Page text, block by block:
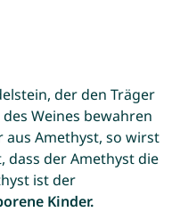
der den Träger
Weines bewahren
aus Amethyst, so wirst
dass der Amethyst die
ist der
Kinder.